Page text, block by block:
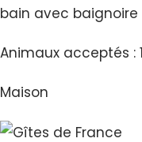
bain avec baignoire
Animaux acceptés : 1
Maison